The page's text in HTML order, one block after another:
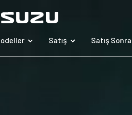
Satış Satış